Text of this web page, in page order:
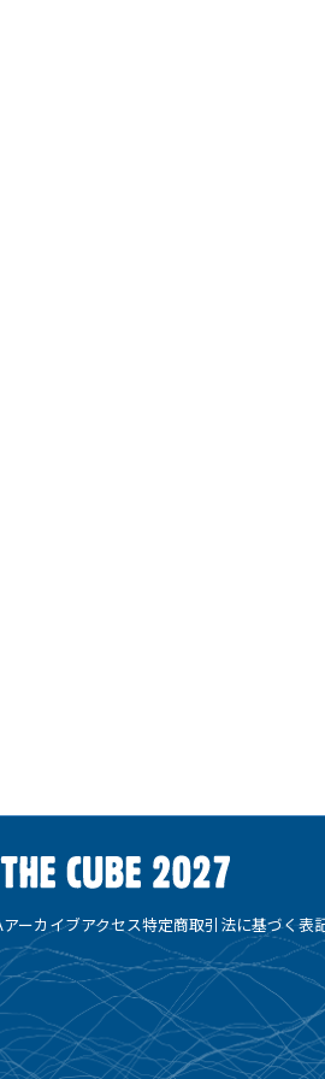
アーカイブアクセス特定商取引法に基づく表